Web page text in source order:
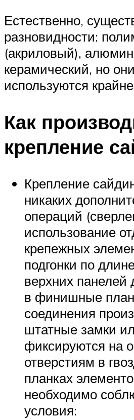
Естественно,
разновидности:
(акриловый),
керамический, но они
используются
Как
крепление
Крепление
никаких
операций
использование
крепежных
подгонки по
верхних панелей
в финишные
соединения
штатные замки
фиксируются на
отверстиям в
планках
необходимо
условия: